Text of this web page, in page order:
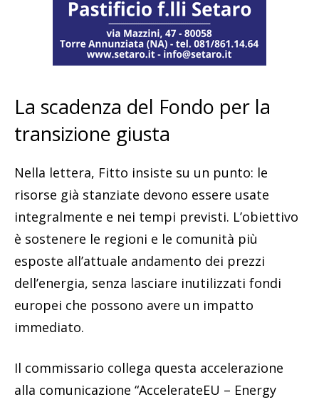
La scadenza del Fondo per la
transizione giusta
Nella lettera, Fitto insiste su un punto: le
risorse già stanziate devono essere usate
integralmente e nei tempi previsti. L’obiettivo
è sostenere le regioni e le comunità più
esposte all’attuale andamento dei prezzi
dell’energia, senza lasciare inutilizzati fondi
europei che possono avere un impatto
immediato.
Il commissario collega questa accelerazione
alla comunicazione “AccelerateEU – Energy